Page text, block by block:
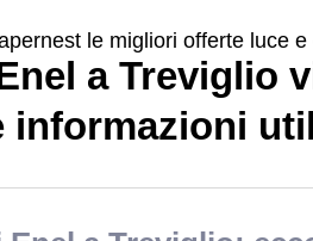
le migliori offerte luce
a Treviglio
informazioni